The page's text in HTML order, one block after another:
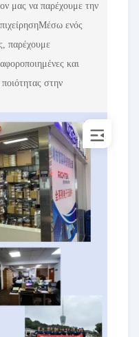
μας να παρέχουμε την
ενός
παρέχουμε
και
στην